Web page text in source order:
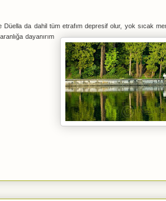
da dahil tüm etrafım depresif olur, yok sıcak
dayanırım